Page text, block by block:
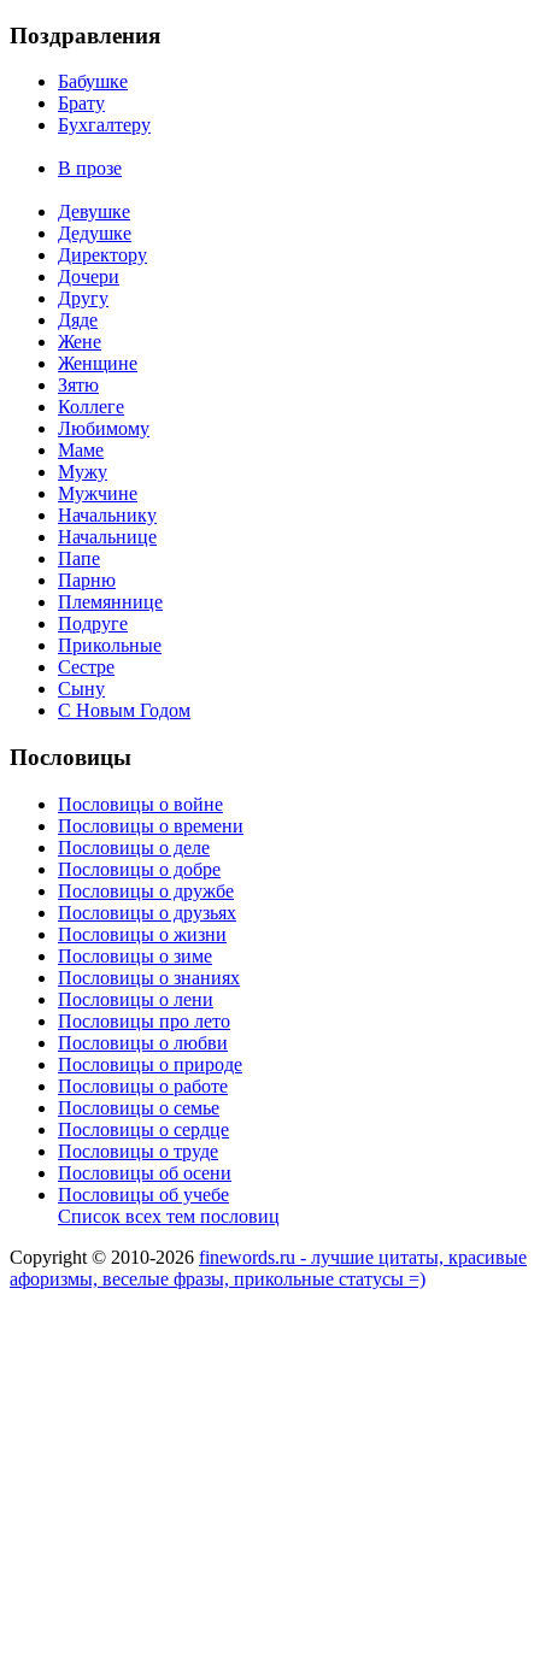
Поздравления
Бабушке
Брату
Бухгалтеру
В прозе
Девушке
Дедушке
Директору
Дочери
Другу
Дяде
Жене
Женщине
Зятю
Коллеге
Любимому
Маме
Мужу
Мужчине
Начальнику
Начальнице
Папе
Парню
Племяннице
Подруге
Прикольные
Сестре
Сыну
С Новым Годом
Пословицы
Пословицы о войне
Пословицы о времени
Пословицы о деле
Пословицы о добре
Пословицы о дружбе
Пословицы о друзьях
Пословицы о жизни
Пословицы о зиме
Пословицы о знаниях
Пословицы о лени
Пословицы про лето
Пословицы о любви
Пословицы о природе
Пословицы о работе
Пословицы о семье
Пословицы о сердце
Пословицы о труде
Пословицы об осени
Пословицы об учебе
Список всех тем пословиц
Copyright © 2010-2026 finewords.ru - лучшие цитаты, красивые
афоризмы, веселые фразы, прикольные статусы =)